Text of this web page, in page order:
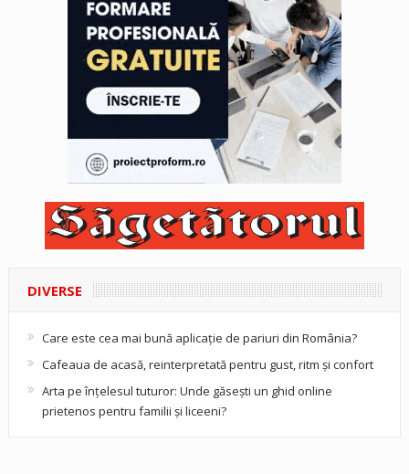
DIVERSE
Care este cea mai bună aplicație de pariuri din România?
Cafeaua de acasă, reinterpretată pentru gust, ritm și confort
Arta pe înțelesul tuturor: Unde găsești un ghid online
prietenos pentru familii și liceeni?